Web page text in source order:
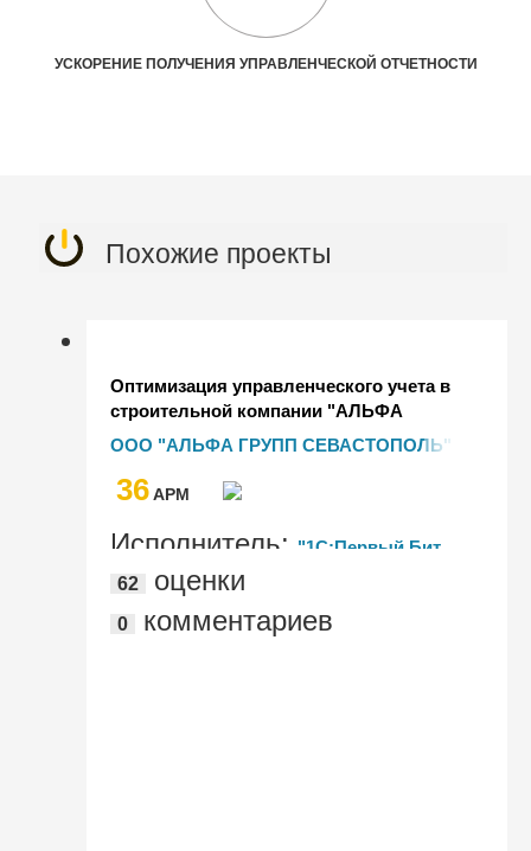
УСКОРЕНИЕ ПОЛУЧЕНИЯ УПРАВЛЕНЧЕСКОЙ ОТЧЕТНОСТИ
Похожие проекты
Оптимизация управленческого учета в
строительной компании "АЛЬФА
ГРУПП СЕВАСТОПОЛЬ"
ООО "АЛЬФА ГРУПП СЕВАСТОПОЛЬ"
36AРМ
Исполнитель: "1С:Первый Бит,
Краснодар - Центральный офис"
62 оценки
0 комментариев